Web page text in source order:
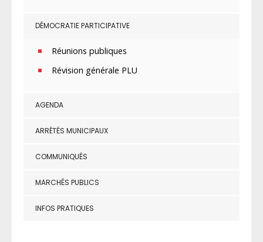
DÉMOCRATIE PARTICIPATIVE
Réunions publiques
Révision générale PLU
AGENDA
ARRÊTÉS MUNICIPAUX
COMMUNIQUÉS
MARCHÉS PUBLICS
INFOS PRATIQUES